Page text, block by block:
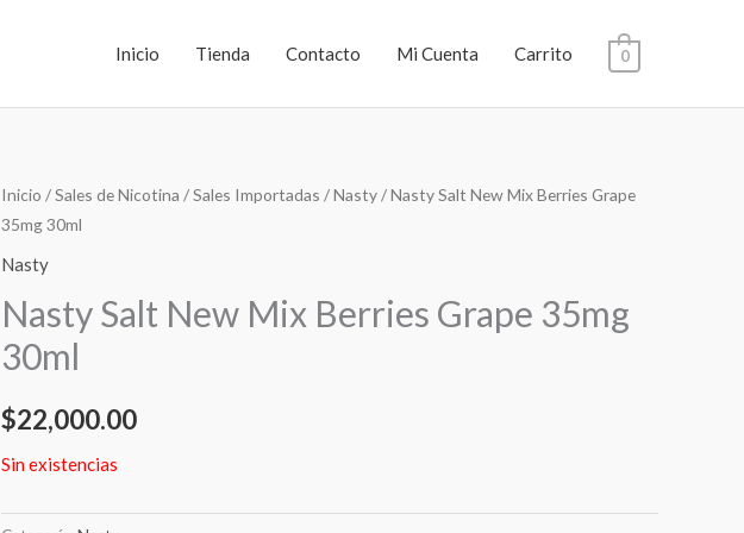
Inicio Tienda Contacto Mi Cuenta Carrito 0
Inicio /Sales de Nicotina /Sales Importadas /Nasty/ Nasty Salt New Mix Berries Grape
35mg 30ml
Nasty
Nasty Salt New Mix Berries Grape 35mg
30ml
$22,000.00
Sin existencias